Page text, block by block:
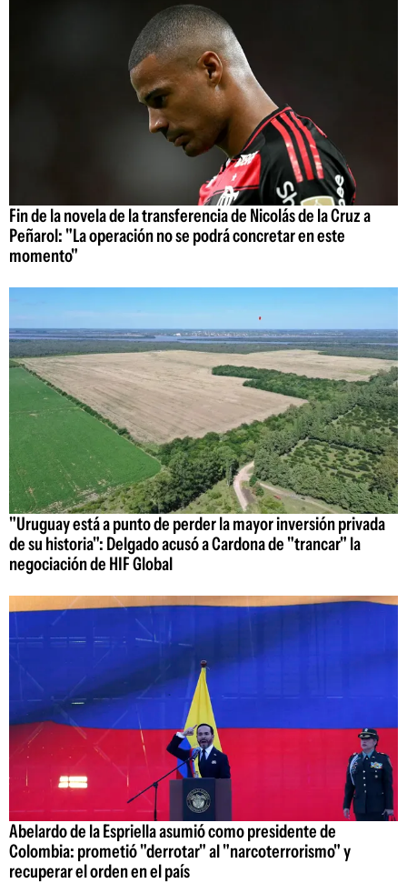
Fin de la novela de la transferencia de Nicolás de la Cruz a
Peñarol: "La operación no se podrá concretar en este
momento"
"Uruguay está a punto de perder la mayor inversión privada
de su historia": Delgado acusó a Cardona de "trancar" la
negociación de HIF Global
Abelardo de la Espriella asumió como presidente de
Colombia: prometió "derrotar" al "narcoterrorismo" y
recuperar el orden en el país